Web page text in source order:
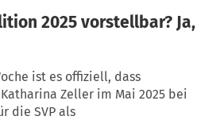
2025 vorstellbar? Ja,
ist es offiziell, dass
Zeller im Mai 2025 bei
die SVP als